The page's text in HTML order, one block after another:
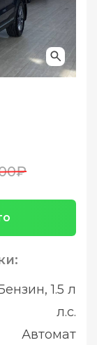
1.5 л
л.с.
Автомат